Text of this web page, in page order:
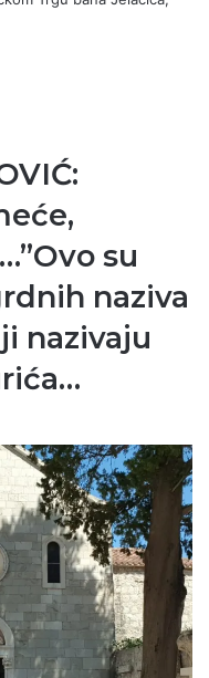
su
naziva
nazivaju